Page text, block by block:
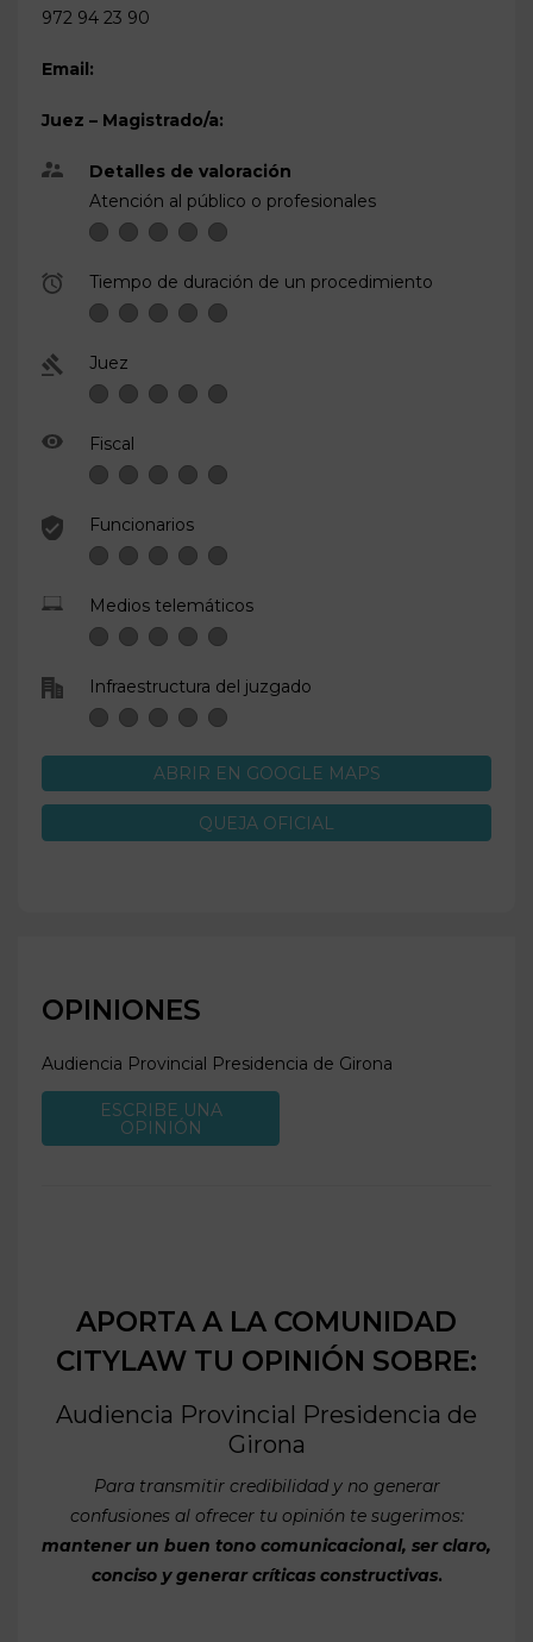
972 94 23 90
Email:
Juez – Magistrado/a:
Detalles de valoración
Atención al público o profesionales
Tiempo de duración de un procedimiento
Juez
Fiscal
Funcionarios
Medios telemáticos
Infraestructura del juzgado
ABRIR EN GOOGLE MAPS
QUEJA OFICIAL
OPINIONES
Audiencia Provincial Presidencia de Girona
ESCRIBE UNA
OPINIÓN
APORTA A LA COMUNIDAD
CITYLAW TU OPINIÓN SOBRE:
Audiencia Provincial Presidencia de
Girona
Para transmitir credibilidad y no generar
confusiones al ofrecer tu opinión te sugerimos:
mantener un buen tono comunicacional, ser claro,
conciso y generar críticas constructivas.